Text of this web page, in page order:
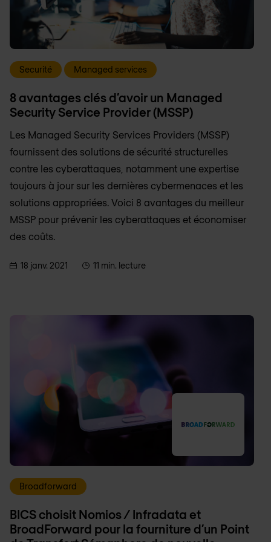
Securité Managed services
8 avantages clés d’avoir un Managed
Security Service Provider (MSSP)
Les Managed Security Services Providers (MSSP)
fournissent des solutions de sécurité structurelles
contre les cyberattaques, notamment une expertise
toujours à jour sur les dernières cybermenaces et les
solutions appropriées. Voici 8 avantages du meilleur
MSSP pour prévenir les cyberattaques et économiser
des coûts.
18 janv. 2021 11 min. lecture
Broadforward
BICS choisit Nomios / Infradata et
BroadForward pour la fourniture d’un Point